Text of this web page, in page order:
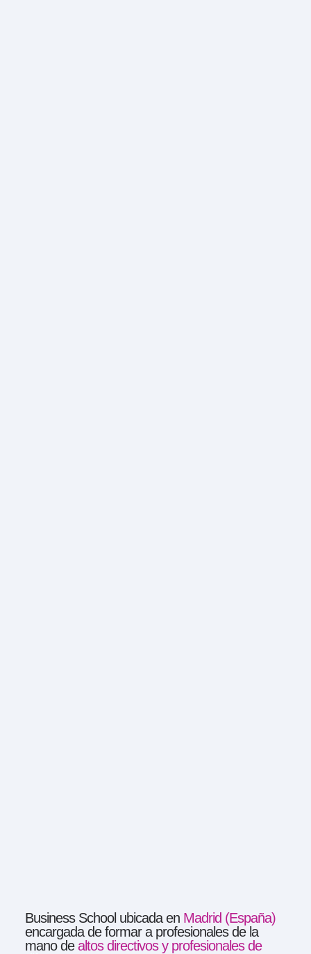
Business School ubicada en Madrid (España)
encargada de formar a profesionales de la
mano dealtos directivos y profesionales de